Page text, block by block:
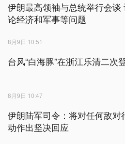
伊朗最高领袖与总统举行会谈
论经济和军事等问题
8月9日 10:51
台风“白海豚”在浙江乐清二次
8月9日 10:47
伊朗陆军司令：将对任何敌对
动作出坚决回应